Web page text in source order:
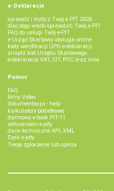
e-Deklaracje
sprawdź i rozlicz Twój e PIT 2026
dlaczego warto sprawdzić Twój e-PIT
FAQ do usługi Twój e-PIT
e-Urząd Skarbowy obsługa online
kody weryfikacji UPO e-deklaracji
znajdź kod Urzędu Skarbowego
e-deklaracje VAT, CIT, PCC oraz inne
Pomoc
FAQ
filmy Video
dokumentacja - help
kalkulatory podatkowe
darmowy e-book PIT-11
aktualności e-pity
dane techniczne API, XML
Dysk e-pity
Twoje zgłoszenie lub opinia